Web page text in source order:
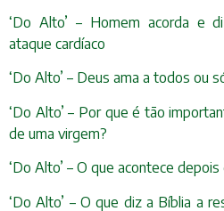
‘Do Alto’ – Homem acorda e
ataque cardíaco
‘Do Alto’ – Deus ama a todos ou
‘Do Alto’ – Por que é tão
de uma virgem?
‘Do Alto’ – O que acontece
‘Do Alto’ – O que diz a Bíblia a